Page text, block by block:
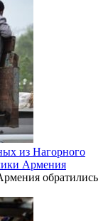
из Нагорного
Армения
обратились